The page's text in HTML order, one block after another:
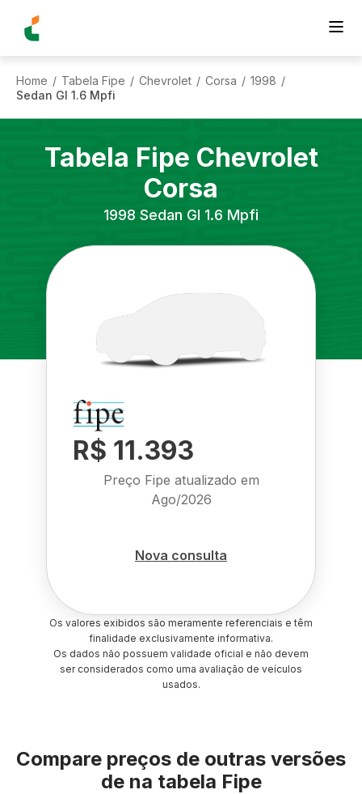
Home / Tabela Fipe / Chevrolet / Corsa / 1998 /
Sedan Gl 1.6 Mpfi
Tabela Fipe Chevrolet
Corsa
1998 Sedan Gl 1.6 Mpfi
R$ 11.393
Preço Fipe atualizado em
Ago/2026
Nova consulta
Os valores exibidos são meramente referenciais e têm
finalidade exclusivamente informativa.
Os dados não possuem validade oficial e não devem
ser considerados como uma avaliação de veículos
usados.
Compare preços de outras versões
de na tabela Fipe